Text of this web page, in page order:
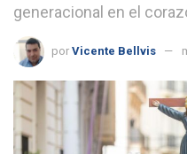
generacional en el
por Vicente Bellvis